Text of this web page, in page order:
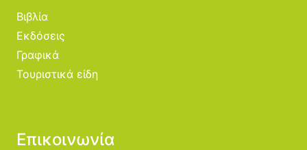
Βιβλία
Εκδόσεις
Γραφικά
Τουριστικά είδη
Επικοινωνία